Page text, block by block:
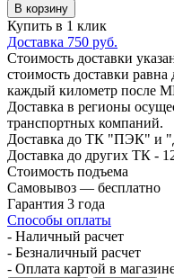
В корзину
Купить в 1 клик
Доставка 750 руб.
Стоимость доставки
стоимость доставки
каждый километр после
Доставка в регионы
транспортных компаний.
Доставка до ТК "ПЭК" и
Доставка до других ТК -
Стоимость подъема
Самовывоз — бесплатно
Гарантия 3 года
Способы оплаты
- Наличный расчет
- Безналичный расчет
- Оплата картой в